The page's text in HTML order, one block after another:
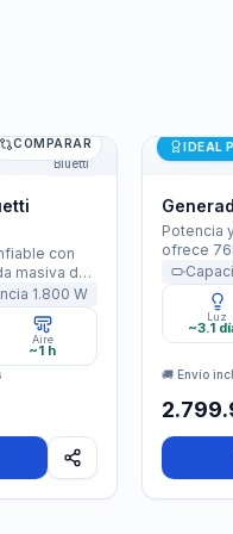
AC180P
Bluetti
COMPARAR
con
masiva de
del 0 al 80%
1.800 W
Aire
~1 h
IDEAL
Potencia
ofrece
robusta
80% en
todos
Luz
~3.1
🚚 Envío